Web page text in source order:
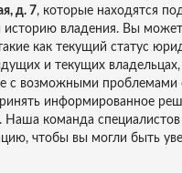
д. 7, которые находятся
владения. Вы
как текущий статус
и текущих владельцах,
с возможными проблемами
информированное
команда специалистов
чтобы вы могли быть